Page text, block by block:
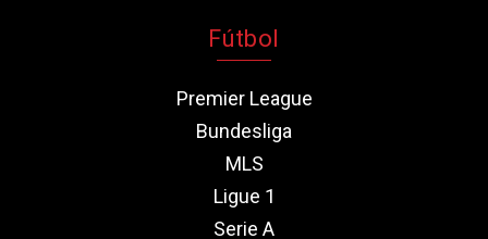
Fútbol
Premier League
Bundesliga
MLS
Ligue 1
Serie A